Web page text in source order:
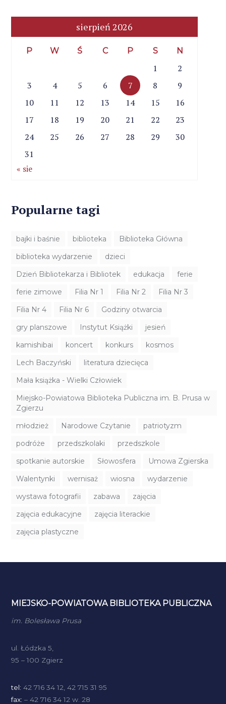
sierpień 2026
P W Ś C P S N
1
2
3
4 5 6 7 8
9
10
11 12 13 14 15
16
17
18 19 20 21 22
23
24
25 26 27 28 29
30
31
« sie
Popularne tagi
bajki i baśnie biblioteka
Biblioteka Główna
biblioteka wydarzenie
dzieci
Dzień Bibliotekarza i Bibliotek
edukacja
ferie
ferie zimowe
Filia Nr 1 Filia Nr 2
Filia Nr 3
Filia Nr 4
Filia Nr 6
Godziny otwarcia
gry planszowe
Instytut Książki
jesień
kamishibai
koncert konkurs
kosmos
Lech Baczyński
literatura dziecięca
Mała książka - Wielki Człowiek
Miejsko-Powiatowa Biblioteka Publiczna im. B. Prusa w
Zgierzu
młodzież
Narodowe Czytanie
patriotyzm
podróże
przedszkolaki
przedszkole
spotkanie autorskie
Słowosfera
Umowa Zgierska
Walentynki
wernisaż wiosna
wydarzenie
wystawa fotografii
zabawa
zajęcia
zajęcia edukacyjne
zajęcia literackie
zajęcia plastyczne
MIEJSKO-POWIATOWA BIBLIOTEKA PUBLICZNA
im. Bolesława Prusa
ul. Łódzka 5,
95 – 100 Zgierz
tel: 42 716 34 12, 42 715 31 95
fax: – 42 716 34 12 w. 28